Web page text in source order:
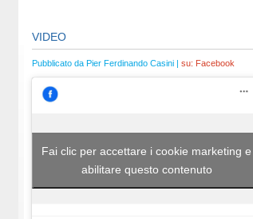
VIDEO
Pubblicato da Pier Ferdinando Casini | su: Facebook
Fai clic per accettare i cookie marketing e
abilitare questo contenuto